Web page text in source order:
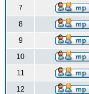
7
8
9
10
11
12